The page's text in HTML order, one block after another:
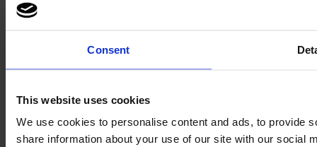
Consent
This website uses cookies
We use cookies to personalise content and ads, to provide
share information about your use of our site with our social